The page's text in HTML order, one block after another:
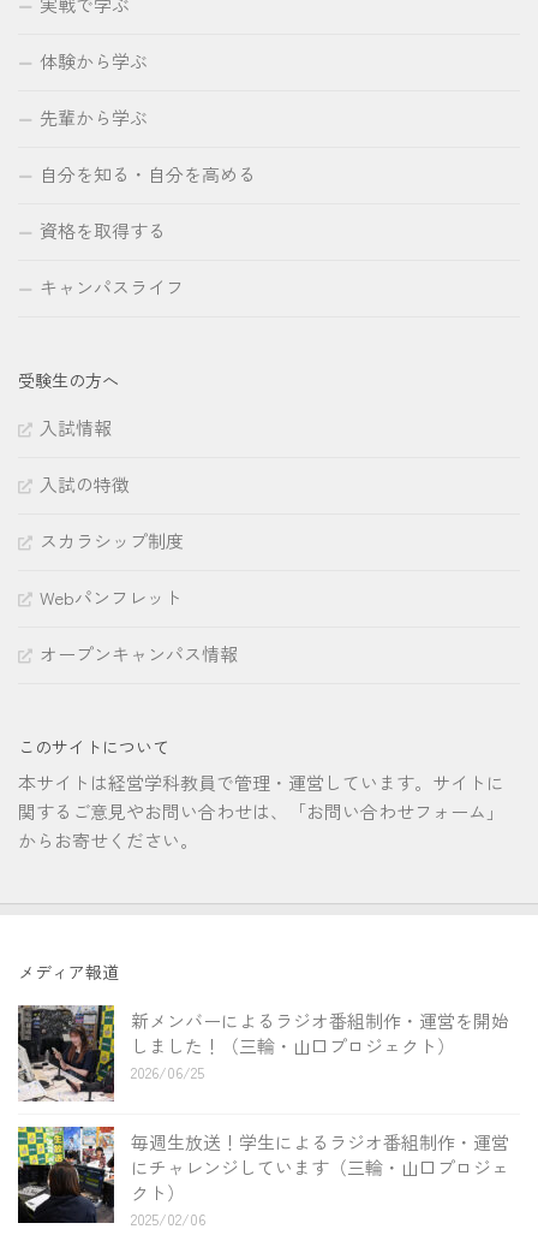
体験から学ぶ
先輩から学ぶ
自分を知る・自分を高める
資格を取得する
キャンパスライフ
受験生の方へ
入試情報
入試の特徴
スカラシップ制度
Webパンフレット
オープンキャンパス情報
このサイトについて
本サイトは経営学科教員で管理・運営しています。サイトに
関するご意見やお問い合わせは、「お問い合わせフォーム」
からお寄せください。
メディア報道
新メンバーによるラジオ番組制作・運営を開始
しました！（三輪・山口プロジェクト）
2026/06/25
毎週生放送！学生によるラジオ番組制作・運営
にチャレンジしています（三輪・山口プロジェ
クト）
2025/02/06